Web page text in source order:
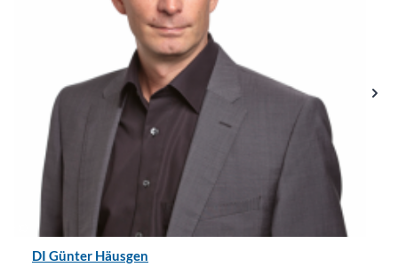
DI Günter Häusgen